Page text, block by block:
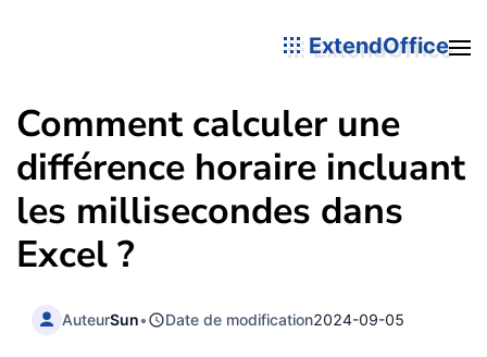
ExtendOffice
Comment calculer une
différence horaire incluant
les millisecondes dans
Excel ?
AuteurSun• Date de modification2024-09-05